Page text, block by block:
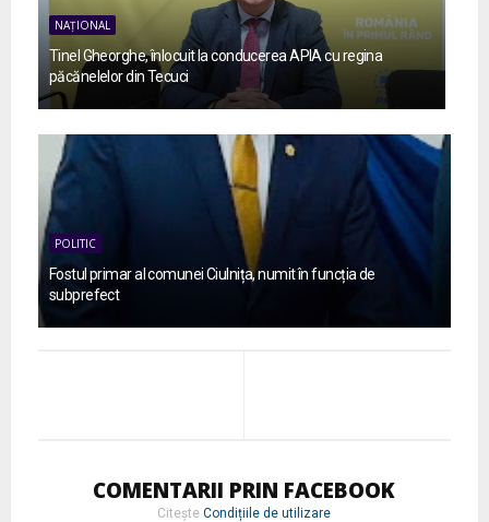
NAȚIONAL
Tinel Gheorghe, înlocuit la conducerea APIA cu regina
păcănelelor din Tecuci
POLITIC
Fostul primar al comunei Ciulnița, numit în funcția de
subprefect
COMENTARII PRIN FACEBOOK
CiteșteCondițiile de utilizare